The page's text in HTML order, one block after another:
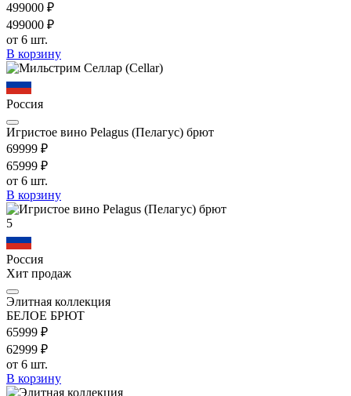
499000 ₽
499000 ₽
от 6 шт.
В корзину
Россия
Игристое вино Pelagus (Пелагус) брют
69999 ₽
65999 ₽
от 6 шт.
В корзину
5
Россия
Хит продаж
Элитная коллекция
БЕЛОЕ БРЮТ
65999 ₽
62999 ₽
от 6 шт.
В корзину